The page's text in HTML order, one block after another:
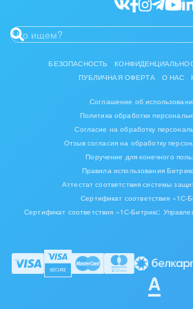
БЕЗОПАСНОСТЬ
ПУБЛИЧНАЯ ОФЕРТА
О НАС
Соглашение об
Политика обработки
Согласие на обработку
Отзыв согласия на обработку
Поручение для конечного
Правила использования
Аттестат соответствия системы
Сертификат соответствия «1С-
Сертификат соответствия «1С-Битрикс: